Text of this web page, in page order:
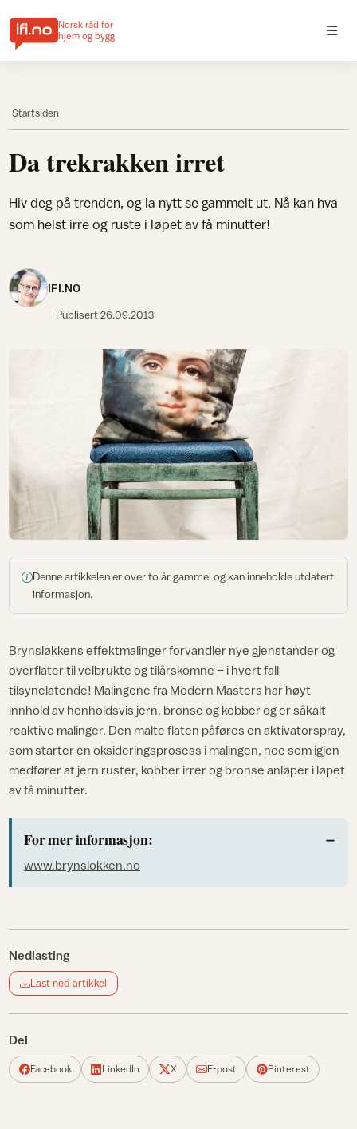
Norsk råd for
hjem og bygg
Startsiden
Da trekrakken irret
Hiv deg på trenden, og la nytt se gammelt ut. Nå kan hva
som helst irre og ruste i løpet av få minutter!
IFI.NO
Publisert26.09.2013
Denne artikkelen er over to år gammel og kan inneholde utdatert
informasjon.
Brynsløkkens effektmalinger forvandler nye gjenstander og
overflater til velbrukte og tilårskomne – i hvert fall
tilsynelatende! Malingene fra Modern Masters har høyt
innhold av henholdsvis jern, bronse og kobber og er såkalt
reaktive malinger. Den malte flaten påføres en aktivatorspray,
som starter en oksideringsprosess i malingen, noe som igjen
medfører at jern ruster, kobber irrer og bronse anløper i løpet
av få minutter.
For mer informasjon:
www.brynslokken.no
Nedlasting
Last ned artikkel
Del
Facebook LinkedIn X E-post Pinterest